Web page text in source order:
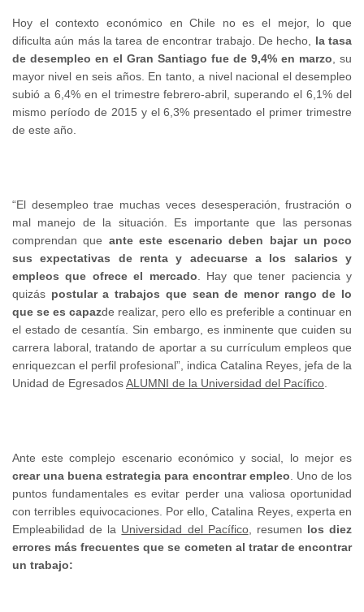
Hoy el contexto económico en Chile no es el mejor, lo que
dificulta aún más la tarea de encontrar trabajo. De hecho, la tasa
de desempleo en el Gran Santiago fue de 9,4% en marzo, su
mayor nivel en seis años. En tanto, a nivel nacional el desempleo
subió a 6,4% en el trimestre febrero-abril, superando el 6,1% del
mismo período de 2015 y el 6,3% presentado el primer trimestre
de este año.
“El desempleo trae muchas veces desesperación, frustración o
mal manejo de la situación. Es importante que las personas
comprendan que ante este escenario deben bajar un poco
sus expectativas de renta y adecuarse a los salarios y
empleos que ofrece el mercado. Hay que tener paciencia y
quizás postular a trabajos que sean de menor rango de lo
que se es capazde realizar, pero ello es preferible a continuar en
el estado de cesantía. Sin embargo, es inminente que cuiden su
carrera laboral, tratando de aportar a su currículum empleos que
enriquezcan el perfil profesional”, indica Catalina Reyes, jefa de la
Unidad de EgresadosALUMNI de la Universidad del Pacífico.
Ante este complejo escenario económico y social, lo mejor es
crear una buena estrategia para encontrar empleo. Uno de los
puntos fundamentales es evitar perder una valiosa oportunidad
con terribles equivocaciones. Por ello, Catalina Reyes, experta en
Empleabilidad de la Universidad del Pacífico, resumen los diez
errores más frecuentes que se cometen al tratar de encontrar
un trabajo: